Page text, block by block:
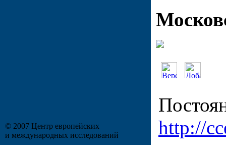
http://
© 2007 Центр европейских
и международных исследований